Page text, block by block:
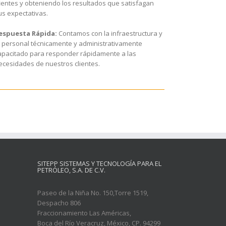
y obteniendo los resultados que satisfagan
expectativas.
Rápida: Contamos con la infraestructura y
personal técnicamente y administrativamente
para responder rápidamente a las
de nuestros clientes.
SITEPP SISTEMAS Y TECNOLOGÍA PARA EL
PETRÓLEO, S.A. DE C.V.
Paseo de la Niña No. 150,Torre 1519,
Despacho 806
Fraccionamiento Las Américas,
Boca del Río Veracruz, México, CP. 94299